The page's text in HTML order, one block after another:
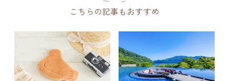
こちらの記事もおすすめ